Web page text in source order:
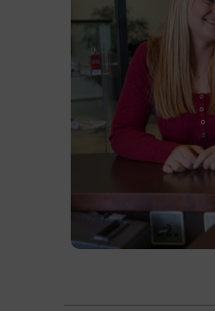
Terminübersicht